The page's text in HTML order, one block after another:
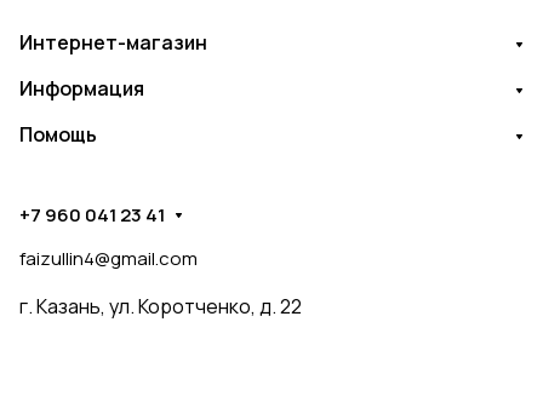
Интернет-магазин
Информация
Помощь
+7 960 041 23 41
faizullin4@gmail.com
г. Казань, ул. Коротченко, д. 22